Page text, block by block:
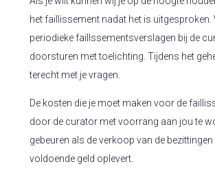
het faillissement nadat het is uitgesproken.
periodieke faillssementsverslagen bij de
doorsturen met toelichting. Tijdens het
terecht met je vragen.
De kosten die je moet maken voor de
door de curator met voorrang aan jou te
gebeuren als de verkoop van de
voldoende geld oplevert.